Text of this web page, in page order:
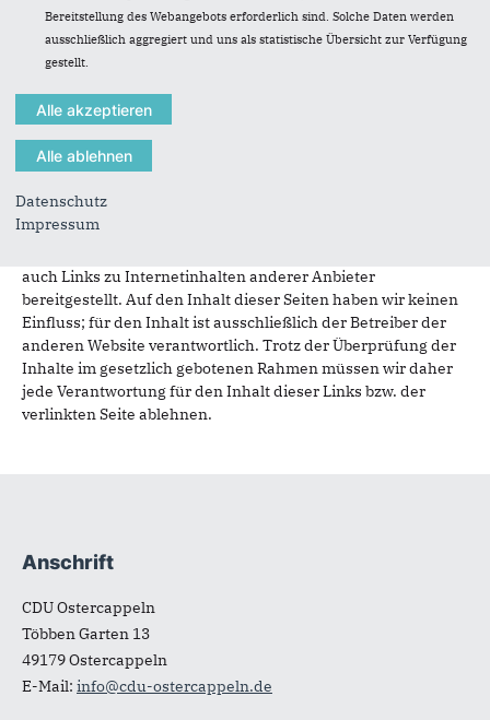
Telefax (02226) 802-111
E-Mail:https://www.ubg365.de/websupport
www.ubg365.de
Bei dem Inhalt unserer Internetseiten handelt es sich um
urheberrechtlich geschützte Werke. Der Anbieter gestattet
die Übernahme von Texten in Datenbestände, die
ausschließlich für den privaten Gebrauch eines Nutzers
bestimmt sind. Die Übernahme und Nutzung der Daten zu
auch Links zu Internetinhalten anderer Anbieter
bereitgestellt. Auf den Inhalt dieser Seiten haben wir keinen
Einfluss; für den Inhalt ist ausschließlich der Betreiber der
anderen Website verantwortlich. Trotz der Überprüfung der
Inhalte im gesetzlich gebotenen Rahmen müssen wir daher
jede Verantwortung für den Inhalt dieser Links bzw. der
verlinkten Seite ablehnen.
Fußbereich
Anschrift
CDU Ostercappeln
Többen Garten 13
49179Ostercappeln
E-Mail: info@cdu-ostercappeln.de
Bereitstellung des Webangebots erforderlich sind. Solche Daten werden
ausschließlich aggregiert und uns als statistische Übersicht zur Verfügung
gestellt.
Datenschutz
Impressum